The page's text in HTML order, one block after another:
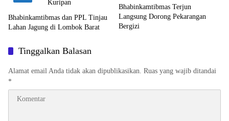
Bhabinkamtibmas dan PPL Tinjau
Lahan Jagung di Lombok Barat
Bhabinkamtibmas Terjun
Langsung Dorong Pekarangan
Bergizi
Tinggalkan Balasan
Alamat email Anda tidak akan dipublikasikan. Ruas yang wajib ditandai
*